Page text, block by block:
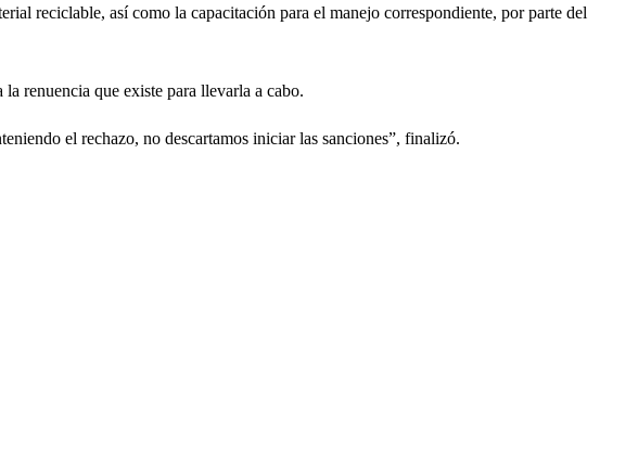
reciclable, así como la capacitación para el manejo correspondiente, por parte del
renuencia que existe para llevarla a cabo.
el rechazo, no descartamos iniciar las sanciones”, finalizó.